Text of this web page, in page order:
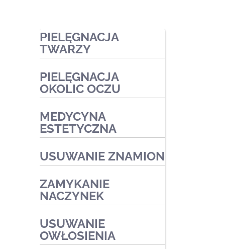
PIELĘGNACJA
TWARZY
Zabiegi ekspresowe
Zabiegi pielęgnacyjne
Zabiegi oczyszczające
Zabiegi przeciwtrądzikowe2
Zabiegi na naczynka i trądzik
różowaty
Zabiegi złuszczające na
kwasach
przebarwienia
Zabiegi medyczne
PIELĘGNACJA
OKOLIC OCZU
Zabiegi kosmetyczne
Zabiegi medyczne
MEDYCYNA
ESTETYCZNA
USUWANIE ZNAMION
ZAMYKANIE
NACZYNEK
USUWANIE
OWŁOSIENIA